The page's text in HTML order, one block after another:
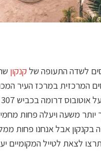
לשדה התעופה של קנקון
המרכזית במרכז העיר
דל כרמן, ולבסוף אוטובוס משם לטולום.
משעה ויעלה פחות
אבל אנחנו פחות
לצאת לטייל המקומיים